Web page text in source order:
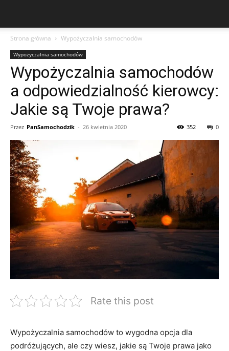
Strona główna Wypożyczalnia samochodów
Wypożyczalnia samochodów
Wypożyczalnia samochodów
a odpowiedzialność kierowcy:
Jakie są Twoje prawa?
Przez PanSamochodzik - 26 kwietnia 2020 0
352
Rate this post
Wypożyczalnia samochodów⁣ to wygodna opcja dla
podróżujących, ​ale czy ‍wiesz, jakie są Twoje prawa jako